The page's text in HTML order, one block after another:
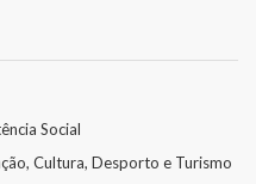
Social
Cultura, Desporto e Turismo